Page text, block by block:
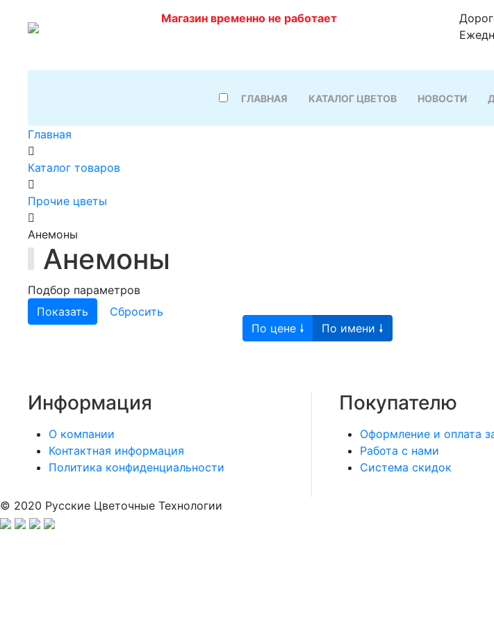
Магазин временно не работает
ГЛАВНАЯ КАТАЛОГ ЦВЕТОВ НОВОСТИ
Главная
Каталог товаров
Прочие цветы
Анемоны
Анемоны
Подбор параметров
По цене 🠗 По имени 🠗
Информация
О компании
Контактная информация
Политика конфиденциальности
Покупателю
Оформление и оплата
Работа с нами
Система скидок
© 2020 Русские Цветочные Технологии